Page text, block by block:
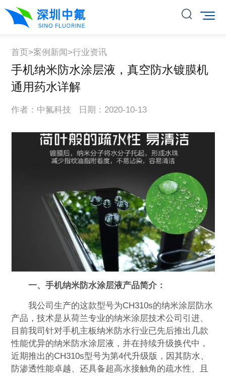
首页>案例新闻>行业资讯
手机纳米防水涂层液，真空防水镀膜机
通用药水详解
作者：中氟科技 日期：2020-10-13
一、手机纳米防水涂层液产品简介：
我公司生产的这款型号为CH310s的纳米涂层防水
产品，技术是从荷兰专业的纳米涂层技术公司引进、
目前我司针对手机主板纳米防水行业已先后推出几款
性能优异的纳米防水涂层液，并在持续升级换代中，
近期推出的CH310s型号为第4代升级版，因其防水、
防渗透性能卓越、还具备超高水接触角的疏水性、且